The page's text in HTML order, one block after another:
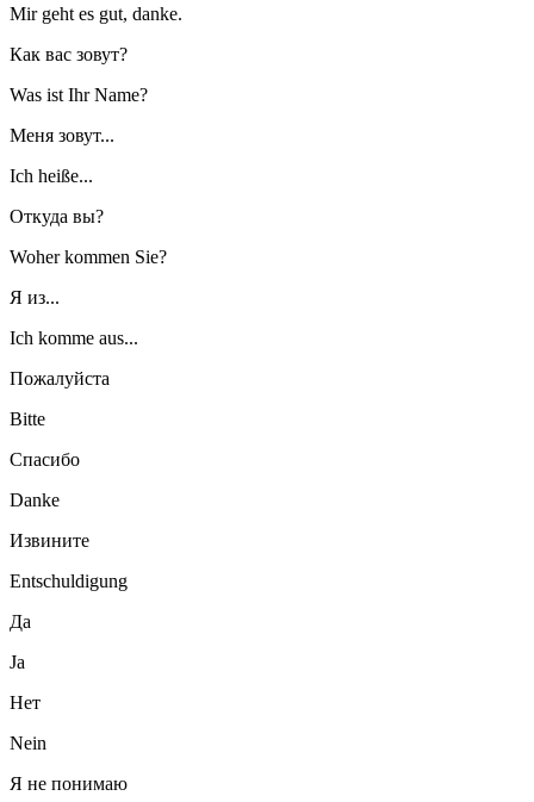
Mir geht es gut, danke.
Как вас зовут?
Was ist Ihr Name?
Меня зовут...
Ich heiße...
Откуда вы?
Woher kommen Sie?
Я из...
Ich komme aus...
Пожалуйста
Bitte
Спасибо
Danke
Извините
Entschuldigung
Да
Ja
Нет
Nein
Я не понимаю